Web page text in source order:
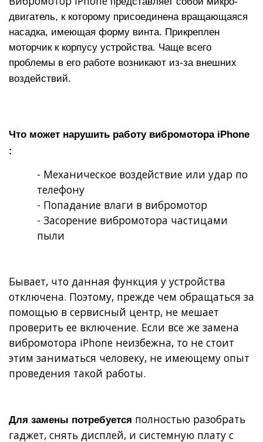
двигатель, к которому присоединена вращающаяся
насадка, имеющая форму винта. Прикреплен
моторчик к корпусу устройства. Чаще всего
проблемы в его работе возникают из-за внешних
воздействий.
Что может нарушить работу вибромотора iPhone
:
- Механическое воздействие или удар по
телефону
- Попадание влаги в вибромотор
- Засорение вибромотора частицами
пыли
Бывает, что данная функция у устройства
отключена. Поэтому, прежде чем обращаться за
помощью в сервисный центр, не мешает
проверить ее включение. Если все же замена
вибромотора iPhone неизбежна, то не стоит
этим заниматься человеку, не имеющему опыт
проведения такой работы.
Для замены потребуется полностью разобрать
гаджет, снять дисплей, и системную плату с